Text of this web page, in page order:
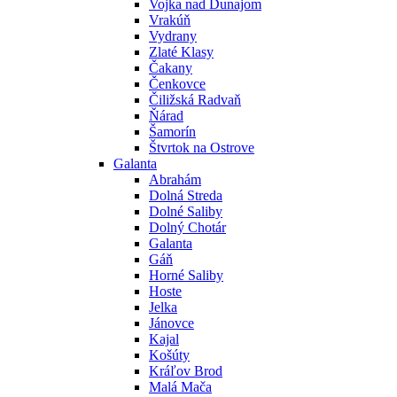
Vojka nad Dunajom
Vrakúň
Vydrany
Zlaté Klasy
Čakany
Čenkovce
Čiližská Radvaň
Ňárad
Šamorín
Štvrtok na Ostrove
Galanta
Abrahám
Dolná Streda
Dolné Saliby
Dolný Chotár
Galanta
Gáň
Horné Saliby
Hoste
Jelka
Jánovce
Kajal
Košúty
Kráľov Brod
Malá Mača